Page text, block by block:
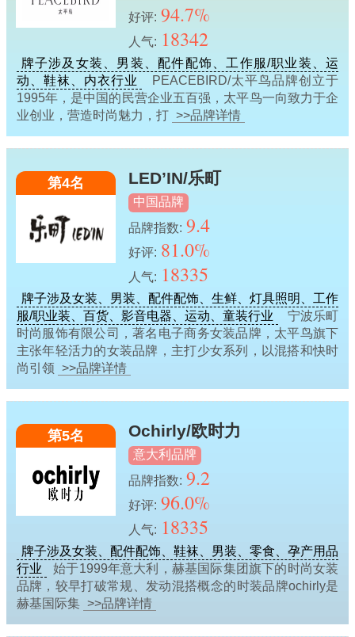
好评: 94.7%
人气: 18342
牌子涉及女装、男装、配件配饰、工作服/职业装、运
动、鞋袜、内衣行业
PEACEBIRD/太平鸟品牌创立于
1995年，是中国的民营企业五百强，太平鸟一向致力于企
业创业，营造时尚魅力，打 >>品牌详情
第4名 LED’IN/乐町
中国品牌
品牌指数: 9.4
好评: 81.0%
人气: 18335
牌子涉及女装、男装、配件配饰、生鲜、灯具照明、工作
服/职业装、百货、影音电器、运动、童装行业
宁波乐町
时尚服饰有限公司，著名电子商务女装品牌，太平鸟旗下
主张年轻活力的女装品牌，主打少女系列，以混搭和快时
尚引领 >>品牌详情
第5名 Ochirly/欧时力
意大利品牌
品牌指数: 9.2
好评: 96.0%
人气: 18335
牌子涉及女装、配件配饰、鞋袜、男装、零食、孕产用品
行业
始于1999年意大利，赫基国际集团旗下的时尚女装
品牌，较早打破常规、发动混搭概念的时装品牌ochirly是
赫基国际集 >>品牌详情